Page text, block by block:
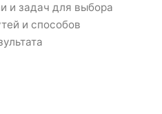
и задач для выбора
и способов